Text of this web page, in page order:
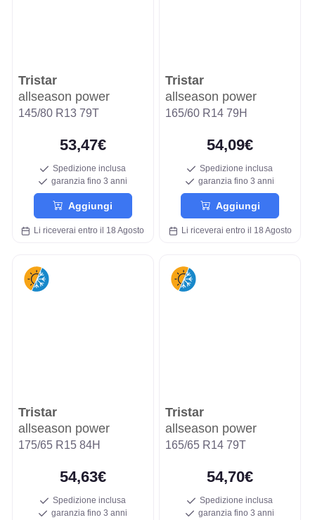
Tristar
allseason power
145/80 R13 79T
53,47€
Spedizione inclusa
garanzia fino 3 anni
Aggiungi
Li riceverai entro il 18 Agosto
Tristar
allseason power
165/60 R14 79H
54,09€
Spedizione inclusa
garanzia fino 3 anni
Aggiungi
Li riceverai entro il 18 Agosto
Tristar
allseason power
175/65 R15 84H
54,63€
Spedizione inclusa
garanzia fino 3 anni
Tristar
allseason power
165/65 R14 79T
54,70€
Spedizione inclusa
garanzia fino 3 anni